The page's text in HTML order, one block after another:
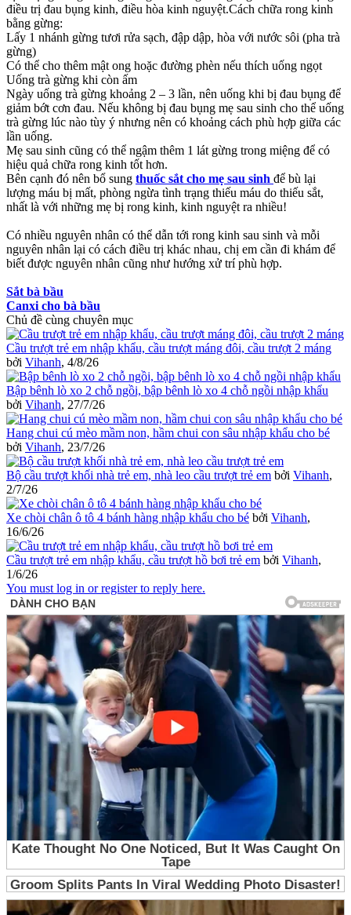
điều trị đau bụng kinh, điều hòa kinh nguyệt.Cách chữa rong kinh
bằng gừng:
Lấy 1 nhánh gừng tươi rửa sạch, đập dập, hòa với nước sôi (pha trà
gừng)
Có thể cho thêm mật ong hoặc đường phèn nếu thích uống ngọt
Uống trà gừng khi còn ấm
Ngày uống trà gừng khoảng 2 – 3 lần, nên uống khi bị đau bụng để
giảm bớt cơn đau. Nếu không bị đau bụng mẹ sau sinh cho thể uống
trà gừng lúc nào tùy ý nhưng nên có khoảng cách phù hợp giữa các
lần uống.
Mẹ sau sinh cũng có thể ngậm thêm 1 lát gừng trong miệng để có
hiệu quả chữa rong kinh tốt hơn.
Bên cạnh đó nên bổ sung thuốc sắt cho mẹ sau sinh để bù lại
lượng máu bị mất, phòng ngừa tình trạng thiếu máu do thiếu sắt,
nhất là với những mẹ bị rong kinh, kinh nguyệt ra nhiều!
Có nhiều nguyên nhân có thể dẫn tới rong kinh sau sinh và mỗi
nguyên nhân lại có cách điều trị khác nhau, chị em cần đi khám để
biết được nguyên nhân cũng như hướng xử trí phù hợp.
Sắt bà bầu
Canxi cho bà bầu
Chủ đề cùng chuyên mục
Cầu trượt trẻ em nhập khẩu, cầu trượt máng đôi, cầu trượt 2 máng
bởi Vihanh, 4/8/26
Bập bênh lò xo 2 chỗ ngồi, bập bênh lò xo 4 chỗ ngồi nhập khẩu
bởi Vihanh, 27/7/26
Hang chui cú mèo mầm non, hầm chui con sâu nhập khẩu cho bé
bởi Vihanh, 23/7/26
Bộ cầu trượt khối nhà trẻ em, nhà leo cầu trượt trẻ em bởi Vihanh,
2/7/26
Xe chòi chân ô tô 4 bánh hàng nhập khẩu cho bé bởi Vihanh,
16/6/26
Cầu trượt trẻ em nhập khẩu, cầu trượt hồ bơi trẻ em bởi Vihanh,
1/6/26
You must log in or register to reply here.